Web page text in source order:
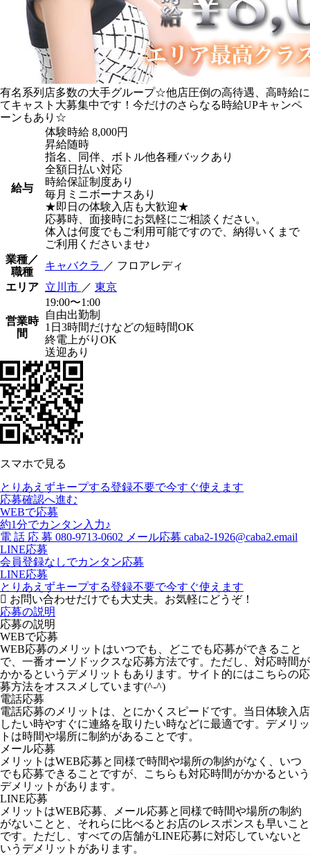
有名系列店多数の大手グループ☆他店圧倒の高待遇、高時給に
てキャスト大募集中です！今だけのさらなる時給UPキャンペ
ーンもあり☆
給与
体験時給 8,000円
昇給随時
指名、同伴、ボトル他各種バックあり
全額日払い対応
時給保証制度あり
毎月ミニボーナスあり
★即日の体験入店も大歓迎★
応募時、面接時にお気軽にご相談ください。
体入は何度でもご利用可能ですので、納得いくまで
ご利用くださいませ♪
業種／
職種
キャバクラ ／ フロアレディ
エリア 立川市 ／ 東京
営業時
間
19:00〜1:00
自由出勤制
1日3時間だけなどの短時間OK
終電上がりOK
送迎あり
スマホで見る
とりあえずキープする登録不要で今すぐ使えます
応募確認へ進む
WEBで応募
約1分でカンタン入力♪
電 話 応 募 080-9713-0602 メール応募 caba2-1926@caba2.email
LINE応募
会員登録なしでカンタン応募
LINE応募
とりあえずキープする登録不要で今すぐ使えます
お問い合わせだけでも大丈夫。お気軽にどうぞ！
応募の説明
応募の説明
WEBで応募
WEB応募のメリットはいつでも、どこでも応募ができること
で、一番オーソドックスな応募方法です。ただし、対応時間が
かかるというデメリットもあります。サイト的にはこちらの応
募方法をオススメしています(^-^)
電話応募
電話応募のメリットは、とにかくスピードです。当日体験入店
したい時やすぐに連絡を取りたい時などに最適です。デメリッ
トは時間や場所に制約があることです。
メール応募
メリットはWEB応募と同様で時間や場所の制約がなく、いつ
でも応募できることですが、こちらも対応時間がかかるという
デメリットがあります。
LINE応募
メリットはWEB応募、メール応募と同様で時間や場所の制約
がないことと、それらに比べるとお店のレスポンスも早いこと
です。ただし、すべての店舗がLINE応募に対応していないと
いうデメリットがあります。